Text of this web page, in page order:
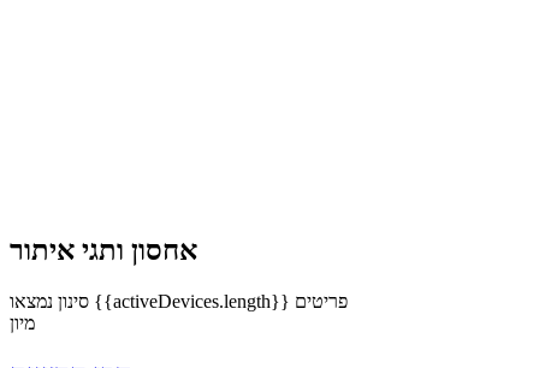
אחסון ותגי איתור
סינון
נמצאו {{activeDevices.length}} פריטים
מיון